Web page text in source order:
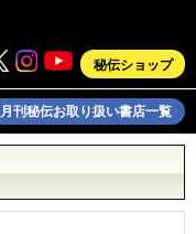
秘伝ショップ
月刊秘伝お取り扱い書店一覧